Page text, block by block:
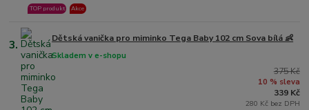
TOP produkt Akce
3. Dětská vanička pro miminko Tega Baby 102 cm Sova bílá 👶
Skladem v e-shopu
375 Kč
10 % sleva
339 Kč
280 Kč bez DPH